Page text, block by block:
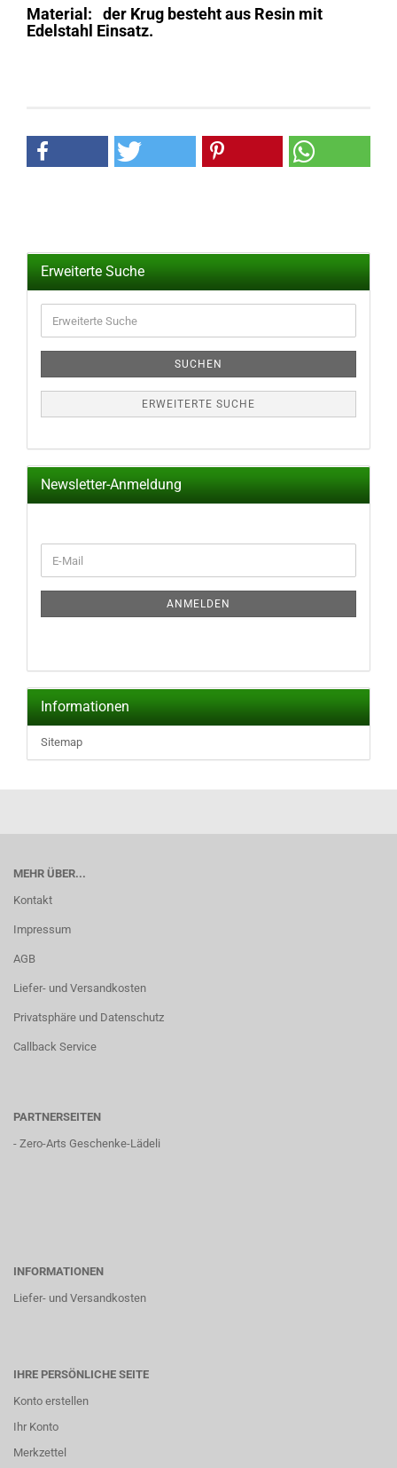
Material: der Krug besteht aus Resin mit
Edelstahl Einsatz.
Erweiterte Suche
Suche
SUCHEN
ERWEITERTE SUCHE
Newsletter-Anmeldung
ZUR
E-
Mail
ANMELDEN
Informationen
Sitemap
MEHR ÜBER...
Kontakt
Impressum
AGB
Liefer- und Versandkosten
Privatsphäre und Datenschutz
Callback Service
PARTNERSEITEN
- Zero-Arts Geschenke-Lädeli
INFORMATIONEN
Liefer- und Versandkosten
IHRE PERSÖNLICHE SEITE
Konto erstellen
Ihr Konto
Merkzettel